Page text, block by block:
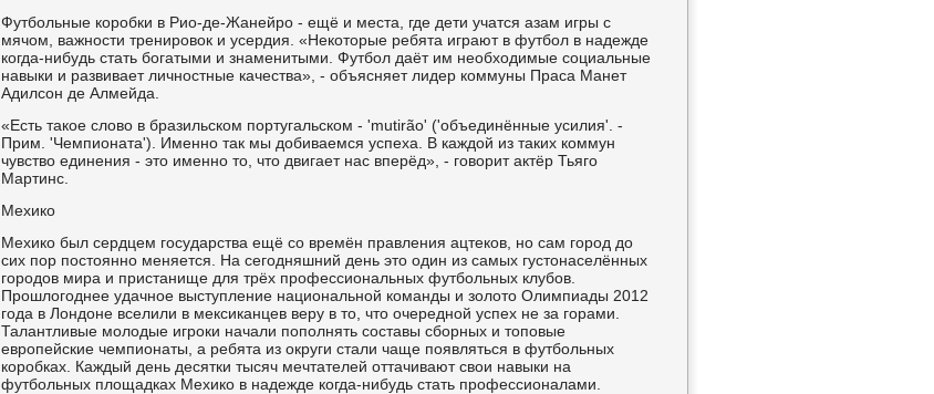
Футбольные коробки в Рио-де-Жанейро - ещё и места, где дети учатся азам игры с
мячом, важности тренировок и усердия. «Некоторые ребята играют в футбол в надежде
когда-нибудь стать богатыми и знаменитыми. Футбол даёт им необходимые социальные
навыки и развивает личностные качества», - объясняет лидер коммуны Праса Манет
Адилсон де Алмейда.
«Есть такое слово в бразильском португальском - 'mutirão' ('объединённые усилия'. -
Прим. 'Чемпионата'). Именно так мы добиваемся успеха. В каждой из таких коммун
чувство единения - это именно то, что двигает нас вперёд», - говорит актёр Тьяго
Мартинс.
Мехико
Мехико был сердцем государства ещё со времён правления ацтеков, но сам город до
сих пор постоянно меняется. На сегодняшний день это один из самых густонаселённых
городов мира и пристанище для трёх профессиональных футбольных клубов.
Прошлогоднее удачное выступление национальной команды и золото Олимпиады 2012
года в Лондоне вселили в мексиканцев веру в то, что очередной успех не за горами.
Талантливые молодые игроки начали пополнять составы сборных и топовые
европейские чемпионаты, а ребята из округи стали чаще появляться в футбольных
коробках. Каждый день десятки тысяч мечтателей оттачивают свои навыки на
футбольных площадках Мехико в надежде когда-нибудь стать профессионалами.